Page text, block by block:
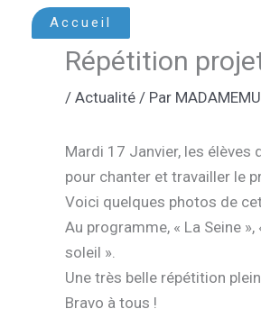
Accueil
Répétition
/ Actualité / Par
Mardi 17 Janvier, les élèves
pour chanter et travailler le
Voici quelques photos de
Au programme, « La Seine
soleil ».
Une très belle répétition
Bravo à tous !